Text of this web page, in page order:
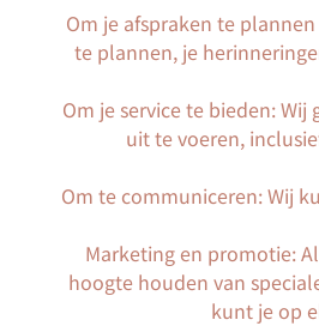
Om je afspraken te
te plannen, je
Om je service te bieden:
uit te voeren,
Om te communiceren: Wij
Marketing en promotie:
hoogte houden van
kunt je op